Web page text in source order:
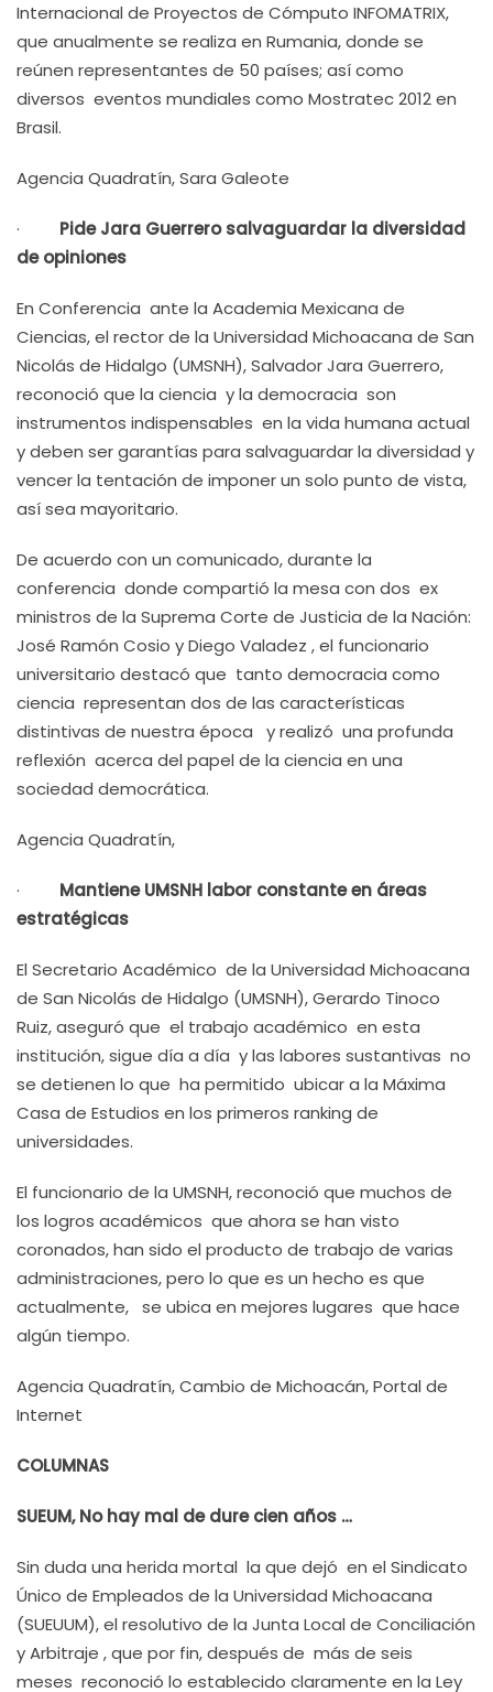
Internacional de Proyectos de Cómputo INFOMATRIX,
que anualmente se realiza en Rumania, donde se
reúnen representantes de 50 países; así como
diversos eventos mundiales como Mostratec 2012 en
Brasil.
Agencia Quadratín, Sara Galeote
· Pide Jara Guerrero salvaguardar la diversidad
de opiniones
En Conferencia ante la Academia Mexicana de
Ciencias, el rector de la Universidad Michoacana de San
Nicolás de Hidalgo (UMSNH), Salvador Jara Guerrero,
reconoció que la ciencia y la democracia son
instrumentos indispensables en la vida humana actual
y deben ser garantías para salvaguardar la diversidad y
vencer la tentación de imponer un solo punto de vista,
así sea mayoritario.
De acuerdo con un comunicado, durante la
conferencia donde compartió la mesa con dos ex
ministros de la Suprema Corte de Justicia de la Nación:
José Ramón Cosio y Diego Valadez , el funcionario
universitario destacó que tanto democracia como
ciencia representan dos de las características
distintivas de nuestra época y realizó una profunda
reflexión acerca del papel de la ciencia en una
sociedad democrática.
Agencia Quadratín,
· Mantiene UMSNH labor constante en áreas
estratégicas
El Secretario Académico de la Universidad Michoacana
de San Nicolás de Hidalgo (UMSNH), Gerardo Tinoco
Ruiz, aseguró que el trabajo académico en esta
institución, sigue día a día y las labores sustantivas no
se detienen lo que ha permitido ubicar a la Máxima
Casa de Estudios en los primeros ranking de
universidades.
El funcionario de la UMSNH, reconoció que muchos de
los logros académicos que ahora se han visto
coronados, han sido el producto de trabajo de varias
administraciones, pero lo que es un hecho es que
actualmente, se ubica en mejores lugares que hace
algún tiempo.
Agencia Quadratín, Cambio de Michoacán, Portal de
Internet
COLUMNAS
SUEUM, No hay mal de dure cien años …
Sin duda una herida mortal la que dejó en el Sindicato
Único de Empleados de la Universidad Michoacana
(SUEUUM), el resolutivo de la Junta Local de Conciliación
y Arbitraje , que por fin, después de más de seis
meses reconoció lo establecido claramente en la Ley